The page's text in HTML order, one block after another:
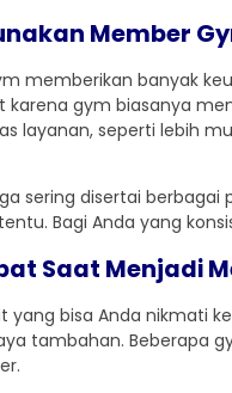
Member
memberikan banyak
karena gym biasanya
layanan, seperti lebih
sering disertai
Bagi Anda yang
Saat Menjadi
bisa Anda nikmati
tambahan. Beberapa